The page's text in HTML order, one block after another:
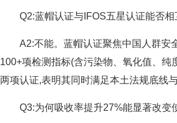
Q2:蓝帽认证与IFOS五星认证能否
A2:不能。蓝帽认证聚焦中国人群安
100+项检测指标(含污染物、氧化值、
两项认证,表明其同时满足本土法规底线
Q3:为何吸收率提升27%能显著改变